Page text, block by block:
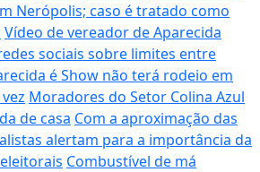
Nerópolis; caso é tratado como
Vídeo de vereador de Aparecida
sociais sobre limites entre
é Show não terá rodeio em
Moradores do Setor Colina Azul
de casa Com a aproximação das
alertam para a importância da
Combustível de má